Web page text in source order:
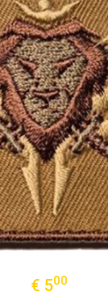
€ 500